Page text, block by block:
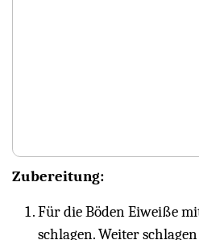
Zubereitung:
Für die Böden Eiweiße
schlagen. Weiter